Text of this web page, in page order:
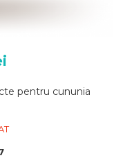
pentru cununia